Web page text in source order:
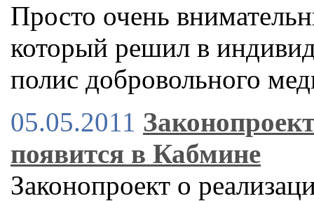
Просто очень
который решил в
полис добровольного
05.05.2011
появится в Кабмине
Законопроект о